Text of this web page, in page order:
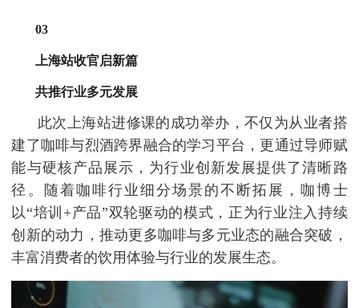
03
上海站收官启新篇
共推行业多元发展
此次上海站进修课的成功举办，不仅为从业者搭
建了咖啡与烈酒跨界融合的学习平台，更通过导师赋
能与硬核产品展示，为行业创新发展提供了清晰路
径。随着咖啡行业细分场景的不断拓展，咖博士
以“培训+产品”双轮驱动的模式，正为行业注入持续
创新的动力，推动更多咖啡与多元业态的融合突破，
丰富消费者的饮用体验与行业的发展生态。